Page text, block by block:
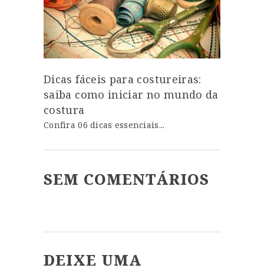
Dicas fáceis para costureiras:
saiba como iniciar no mundo da
costura
Confira 06 dicas essenciais...
SEM COMENTÁRIOS
DEIXE UMA